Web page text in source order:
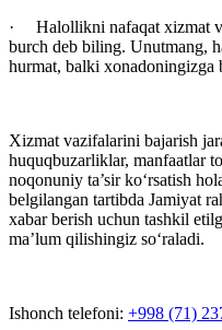
· Halollikni nafaqat xizmat
burch deb biling. Unutmang,
hurmat, balki
Xizmat vazifalarini bajarish
huquqbuzarliklar, manfaatlar
noqonuniy ta’sir ko‘rsatish
belgilangan tartibda Jamiyat
xabar berish uchun tashkil
ma’lum qilishingiz so‘raladi.
Ishonch telefoni: +998 (71)